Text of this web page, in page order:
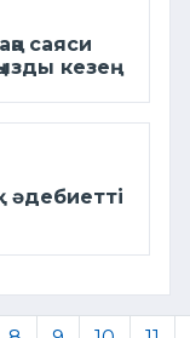
саяси
кезең
әдебиетті